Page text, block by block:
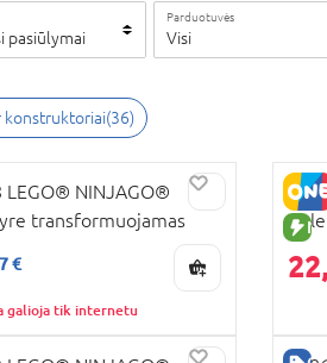
pasiūlymai
Parduotuvės
Visi
konstruktoriai(36)
KAINA
PREKĖ
LEGO® NINJAGO®
transformuojamas
robotas
€
galioja tik internetu
22,